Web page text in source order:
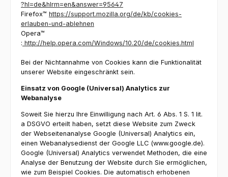
?hl=de&hlrm=en&answer=95647
Firefox™ https://support.mozilla.org/de/kb/cookies-
erlauben-und-ablehnen
Opera™
: http://help.opera.com/Windows/10.20/de/cookies.html
Bei der Nichtannahme von Cookies kann die Funktionalität
unserer Website eingeschränkt sein.
Einsatz von Google (Universal) Analytics zur
Webanalyse
Soweit Sie hierzu Ihre Einwilligung nach Art. 6 Abs. 1 S. 1 lit.
a DSGVO erteilt haben, setzt diese Website zum Zweck
der Webseitenanalyse Google (Universal) Analytics ein,
einen Webanalysedienst der Google LLC (www.google.de).
Google (Universal) Analytics verwendet Methoden, die eine
Analyse der Benutzung der Website durch Sie ermöglichen,
wie zum Beispiel Cookies. Die automatisch erhobenen